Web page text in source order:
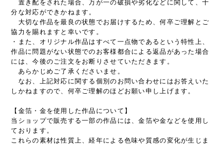
置き配をされた場合、万が一の破損や劣化などに関して、十
分な対応ができかねます。
大切な作品を最良の状態でお届けするため、何卒ご理解とご
協力を賜れますと幸いです。
・また、オリジナル作品はすべて一点物であるという特性上、
作品に問題がない状態でのお客様都合による返品があった場合
には、今後のご注文をお断りさせていただきます。
あらかじめご了承くださいませ。
なお、上記対応に関する個別のお問い合わせにはお答えいた
しかねますので、何卒ご理解のほどお願い申し上げます。
【金箔・金を使用した作品について】
当ショップで販売する一部の作品には、金箔や金などを使用し
ております。
これらの素材は性質上、経年による色味や質感の変化が生じま